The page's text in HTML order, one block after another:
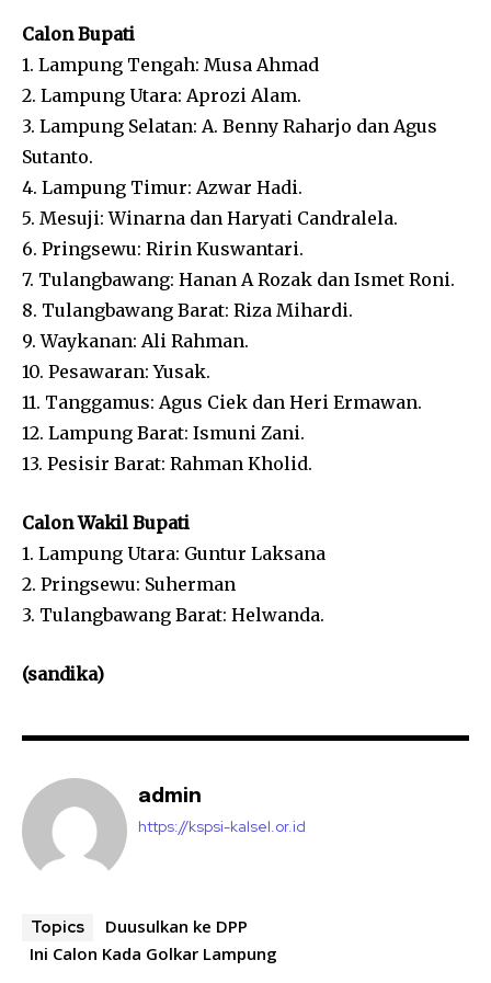
Calon Bupati
1. Lampung Tengah: Musa Ahmad
2. Lampung Utara: Aprozi Alam.
3. Lampung Selatan: A. Benny Raharjo dan Agus
Sutanto.
4. Lampung Timur: Azwar Hadi.
5. Mesuji: Winarna dan Haryati Candralela.
6. Pringsewu: Ririn Kuswantari.
7. Tulangbawang: Hanan A Rozak dan Ismet Roni.
8. Tulangbawang Barat: Riza Mihardi.
9. Waykanan: Ali Rahman.
10. Pesawaran: Yusak.
11. Tanggamus: Agus Ciek dan Heri Ermawan.
12. Lampung Barat: Ismuni Zani.
13. Pesisir Barat: Rahman Kholid.
Calon Wakil Bupati
1. Lampung Utara: Guntur Laksana
2. Pringsewu: Suherman
3. Tulangbawang Barat: Helwanda.
(sandika)
admin
https://kspsi-kalsel.or.id
Topics
Duusulkan ke DPP
Ini Calon Kada Golkar Lampung